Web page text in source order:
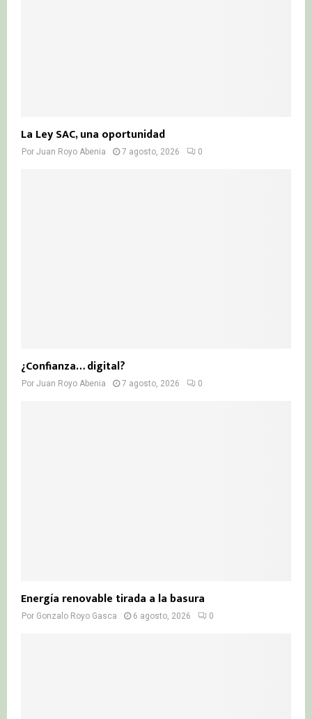
La Ley SAC, una oportunidad
Por Juan Royo Abenia 7 agosto, 2026 0
¿Confianza… digital?
Por Juan Royo Abenia 7 agosto, 2026 0
Energía renovable tirada a la basura
Por Gonzalo Royo Gasca 6 agosto, 2026 0